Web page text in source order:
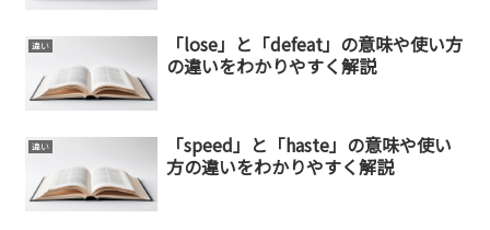
違い
「lose」と「defeat」の意味や使い方
の違いをわかりやすく解説
違い
「speed」と「haste」の意味や使い
方の違いをわかりやすく解説